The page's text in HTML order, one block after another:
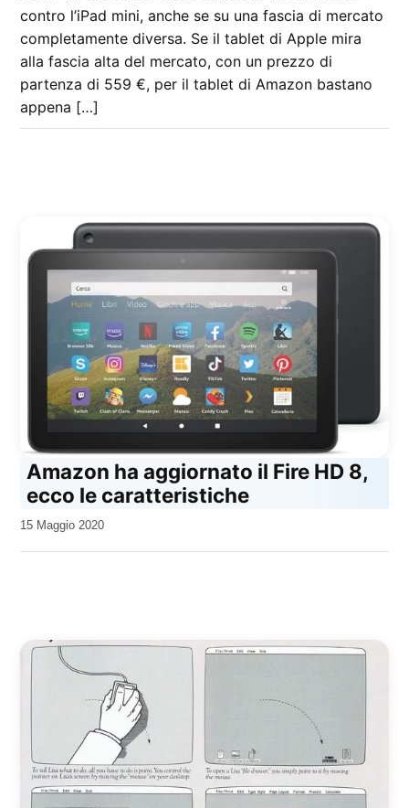
contro l’iPad mini, anche se su una fascia di mercato
completamente diversa. Se il tablet di Apple mira
alla fascia alta del mercato, con un prezzo di
partenza di 559 €, per il tablet di Amazon bastano
appena […]
Amazon ha aggiornato il Fire HD 8,
ecco le caratteristiche
da
15 Maggio 2020